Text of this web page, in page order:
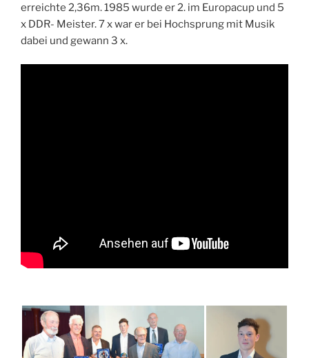
erreichte 2,36m. 1985 wurde er 2. im Europacup und 5
x DDR- Meister. 7 x war er bei Hochsprung mit Musik
dabei und gewann 3 x.